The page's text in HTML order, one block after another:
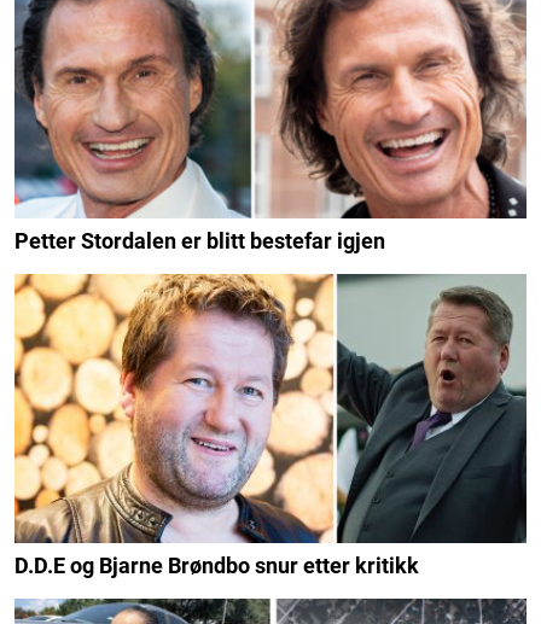
Petter Stordalen er blitt bestefar igjen
D.D.E og Bjarne Brøndbo snur etter kritikk